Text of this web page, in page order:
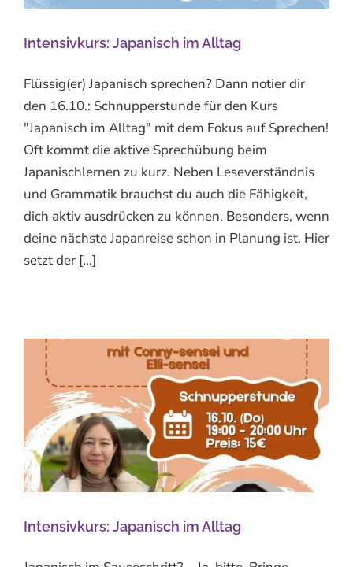
Intensivkurs: Japanisch im Alltag
Flüssig(er) Japanisch sprechen? Dann notier dir
den 16.10.: Schnupperstunde für den Kurs
"Japanisch im Alltag" mit dem Fokus auf Sprechen!
Oft kommt die aktive Sprechübung beim
Japanischlernen zu kurz. Neben Leseverständnis
und Grammatik brauchst du auch die Fähigkeit,
dich aktiv ausdrücken zu können. Besonders, wenn
deine nächste Japanreise schon in Planung ist. Hier
setzt der [...]
Intensivkurs: Japanisch im Alltag